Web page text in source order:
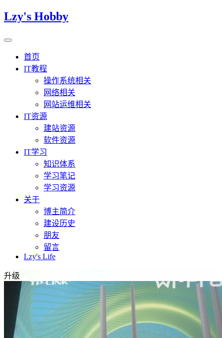
Lzy's Hobby
首页
IT教程
操作系统相关
网络相关
网站运维相关
IT资源
建站资源
软件资源
IT学习
知识体系
学习笔记
学习资源
关于
博主简介
建设历史
朋友
留言
Lzy's Life
升级